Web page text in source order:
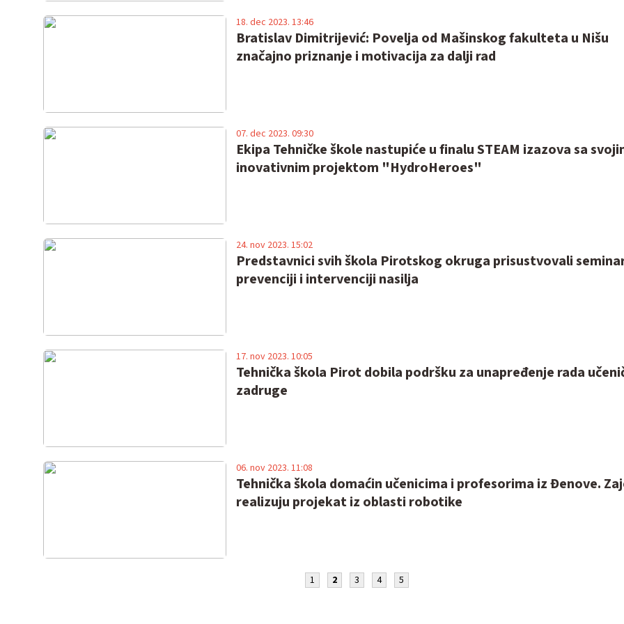
Bratislav Dimitrijević: Povelja od Mašinskog fakulteta u Nišu
značajno priznanje i motivacija za dalji rad
18. dec 2023. 13:46
Ekipa Tehničke škole nastupiće u finalu STEAM izazova sa
inovativnim projektom "HydroHeroes"
07. dec 2023. 09:30
Predstavnici svih škola Pirotskog okruga prisustvovali
prevenciji i intervenciji nasilja
24. nov 2023. 15:02
Tehnička škola Pirot dobila podršku za unapređenje rada
zadruge
17. nov 2023. 10:05
Tehnička škola domaćin učenicima i profesorima iz Đenove.
realizuju projekat iz oblasti robotike
06. nov 2023. 11:08
1 2 3 4 5